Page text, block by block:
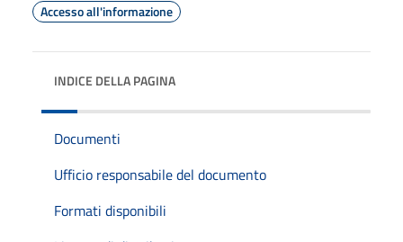
Accesso all'informazione
INDICE DELLA PAGINA
Documenti
Ufficio responsabile del documento
Formati disponibili